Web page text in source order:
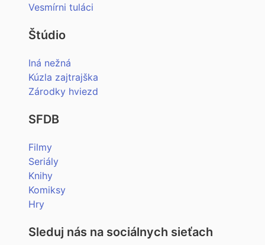
Vesmírni tuláci
Štúdio
Iná nežná
Kúzla zajtrajška
Zárodky hviezd
SFDB
Filmy
Seriály
Knihy
Komiksy
Hry
Sleduj nás na sociálnych sieťach